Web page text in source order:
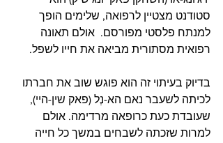
סטודנט מצטיין לרפואה, שלימים הופך
למנתח פלסטי מפורסם.  אולם תאונה
רפואית מסתורית מביאה את חייו לשפל.
בדיוק בעיתוי זה הוא פוגש שוב את חברתו
לכיתה לשעבר נאם הא-נְל (פאק שין-היי),
שעובדת כעת כרופאה מרדימה. אולם
למרות שזכתה לשבחים במשך כל חייה